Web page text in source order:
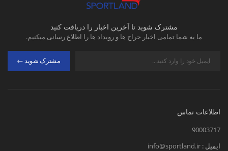
مشترک شوید تا آخرین اخبار را دریافت کنید
ما به شما تمامی اخبار حراج ها و رویداد ها را اطلاع رسانی میکنیم.
مشترک شوید
اطلاعات تماس
90003717
ایمیل : info@sportland.ir